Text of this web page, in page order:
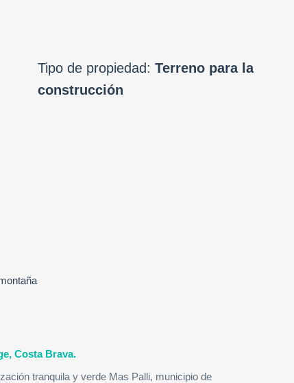
Tipo de propiedad: Terreno para la
construcción
Costa Brava.
tranquila y verde Mas Palli, municipio de